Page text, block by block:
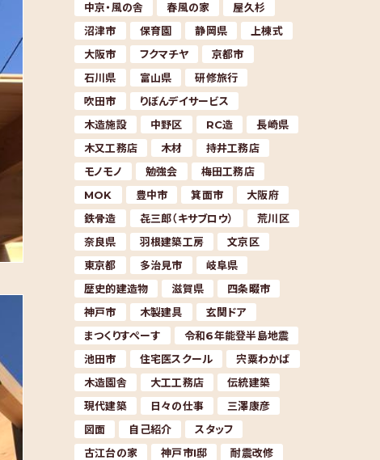
中京・風の舎
春風の家
屋久杉
沼津市
保育園 静岡県
上棟式
大阪市
フクマチヤ
京都市
石川県
富山県
研修旅行
吹田市
りぼんデイサービス
木造施設
中野区 RC造
長崎県
木又工務店
木材
持井工務店
モノモノ
勉強会
梅田工務店
MOK
豊中市 箕面市
大阪府
鉄骨造
㐂三郎（キサブロウ）
荒川区
奈良県
羽根建築工房
文京区
東京都
多治見市
岐阜県
歴史的建造物
滋賀県
四条畷市
神戸市
木製建具
玄関ドア
まつくりすぺーす
令和6年能登半島地震
池田市
住宅医スクール
宍粟わかば
木造園舎
大工工務店
伝統建築
現代建築
日々の仕事
三澤康彦
図面
自己紹介
スタッフ
古江台の家
神戸市I邸
耐震改修